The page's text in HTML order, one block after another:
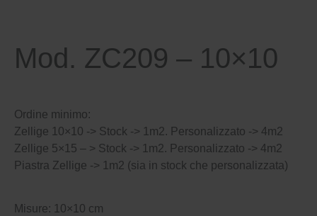
Mod. ZC209 – 10×10
Ordine minimo:
Zellige 10×10 -> Stock -> 1m2. Personalizzato -> 4m2
Zellige 5×15 – > Stock -> 1m2. Personalizzato -> 4m2
Piastra Zellige -> 1m2 (sia in stock che personalizzata)
Misure: 10×10 cm